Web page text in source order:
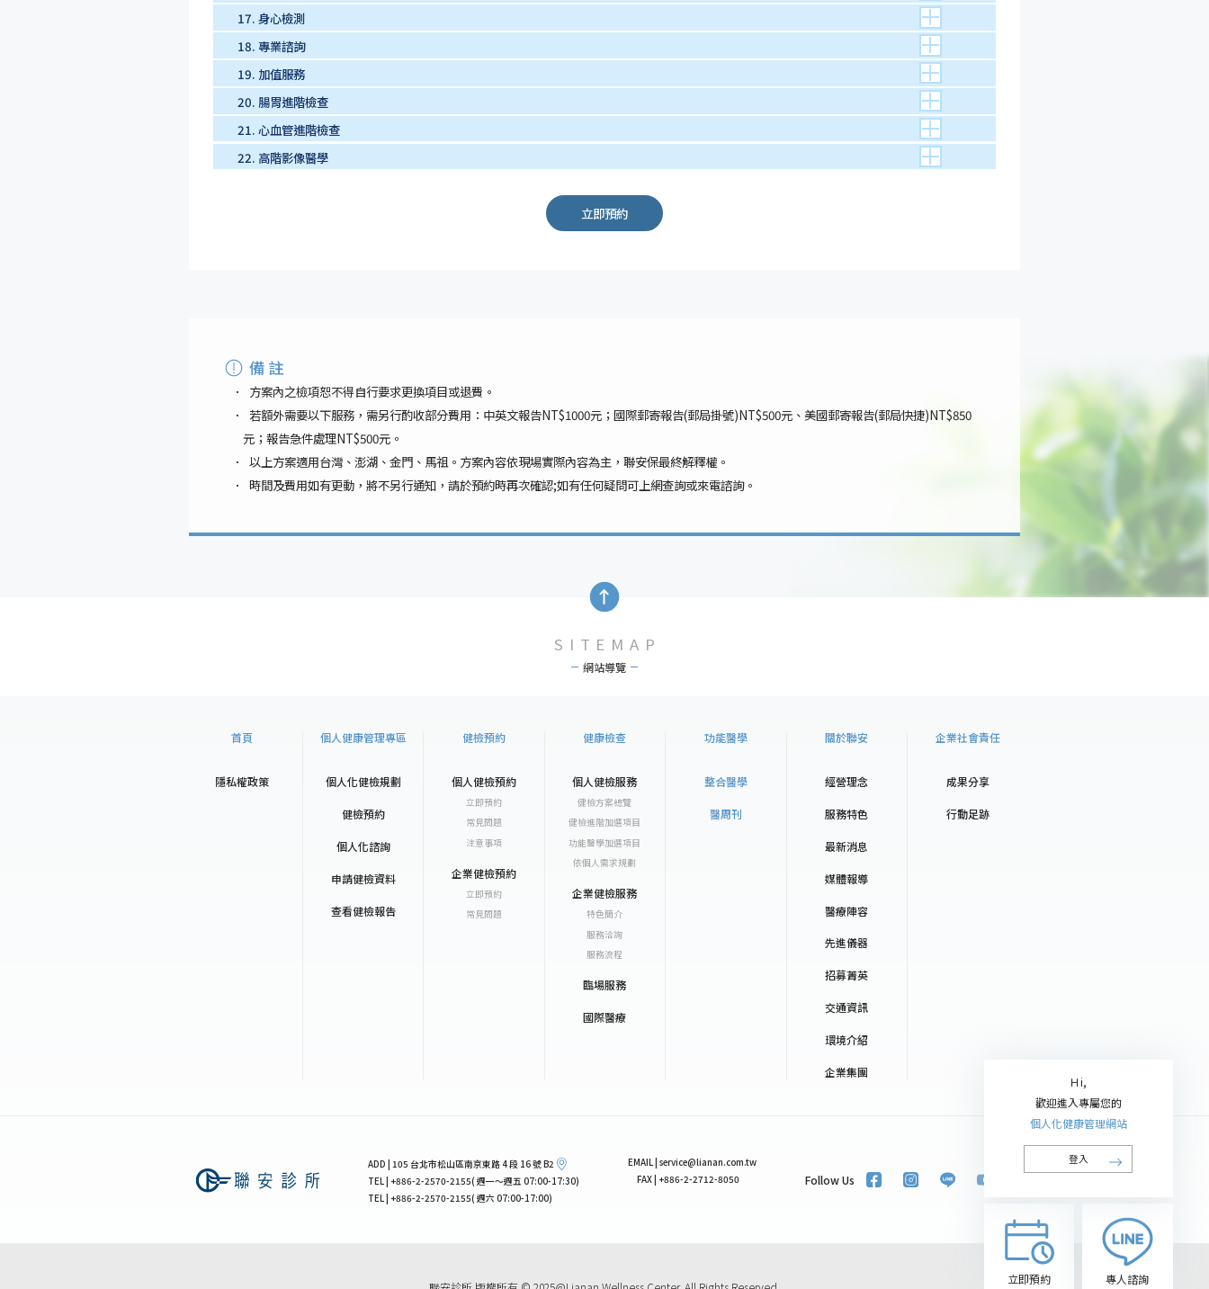
17. 身心檢測
18. 專業諮詢
19. 加值服務
20. 腸胃進階檢查
21. 心血管進階檢查
22. 高階影像醫學
立即預約
備 註
方案內之檢項恕不得自行要求更換項目或退費。
若額外需要以下服務，需另行酌收部分費用：中英文報告NT$1000元；國際郵寄報告(郵局掛號)NT$500元、美國郵寄報告(郵局快捷)NT$850
元；報告急件處理NT$500元。
以上方案適用台灣、澎湖、金門、馬祖。方案內容依現場實際內容為主，聯安保最終解釋權。
時間及費用如有更動，將不另行通知，請於預約時再次確認;如有任何疑問可上網查詢或來電諮詢。
SITEMAP
網站導覽
首頁
隱私權政策
個人健康管理專區
個人化健檢規劃
健檢預約
個人化諮詢
申請健檢資料
查看健檢報告
健檢預約
個人健檢預約
立即預約
常見問題
注意事項
企業健檢預約
立即預約
常見問題
健康檢查
個人健檢服務
健檢方案總覽
健檢進階加選項目
功能醫學加選項目
依個人需求規劃
企業健檢服務
特色簡介
服務洽詢
服務流程
臨場服務
國際醫療
功能醫學
整合醫學
醫周刊
關於聯安
經營理念
服務特色
最新消息
媒體報導
醫療陣容
先進儀器
招募菁英
交通資訊
環境介紹
企業集團
企業社會責任
成果分享
行動足跡
ADD | 105 台北市松山區南京東路 4 段 16 號 B2
TEL | +886-2-2570-2155( 週一～週五 07:00-17:30)
TEL | +886-2-2570-2155( 週六 07:00-17:00)
EMAIL | service@lianan.com.tw
FAX | +886-2-2712-8050
Follow Us
Ｈi,
歡迎進入專屬您的
個人化健康管理網站
登入
立即預約 專人諮詢